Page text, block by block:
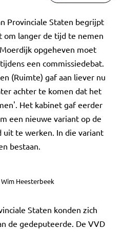
Provinciale Staten begrijpt
om langer de tijd te nemen
opgeheven moet
een commissiedebat.
(Ruimte) gaf aan liever nu
achter te komen dat het
Het kabinet gaf eerder
een nieuwe variant op de
te werken. In die variant
bestaan.
Wim Heesterbeek
Staten konden zich
de gedeputeerde. De VVD